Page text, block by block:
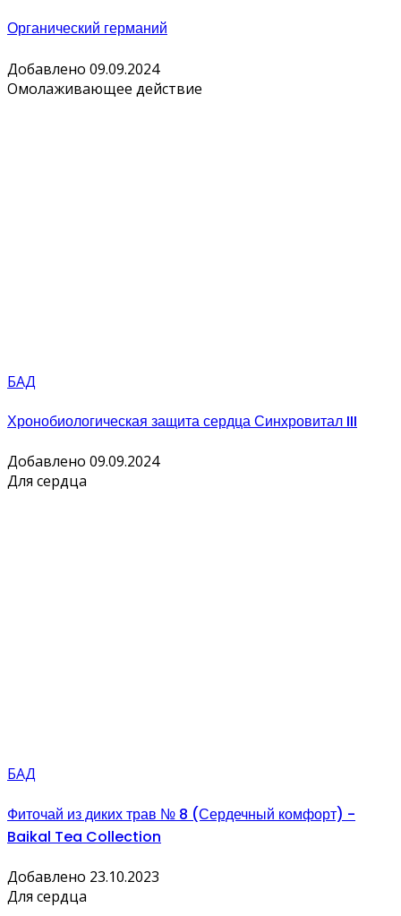
Органический германий
Добавлено 09.09.2024
Омолаживающее действие
БАД
Хронобиологическая защита сердца Синхровитал III
Добавлено 09.09.2024
Для сердца
БАД
Фиточай из диких трав № 8 (Сердечный комфорт) -
Baikal Tea Collection
Добавлено 23.10.2023
Для сердца